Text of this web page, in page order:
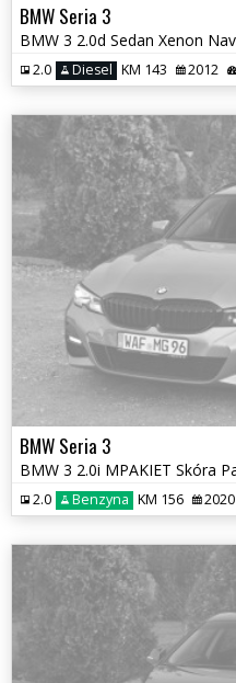
BMW Seria 3
2.0 Diesel KM 143 2012
BMW Seria 3
2.0 Benzyna KM 156 2020